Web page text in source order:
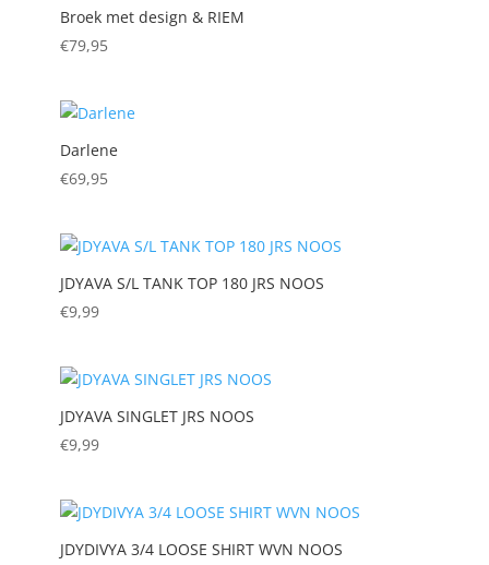
Broek met design & RIEM
€79,95
Darlene
€69,95
JDYAVA S/L TANK TOP 180 JRS NOOS
€9,99
JDYAVA SINGLET JRS NOOS
€9,99
JDYDIVYA 3/4 LOOSE SHIRT WVN NOOS